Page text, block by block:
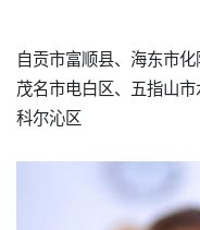
自贡市富顺县、海东市
茂名市电白区、五指山
科尔沁区